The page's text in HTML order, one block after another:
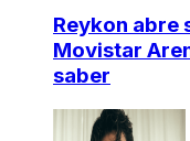
Reykon abre
Movistar
saber